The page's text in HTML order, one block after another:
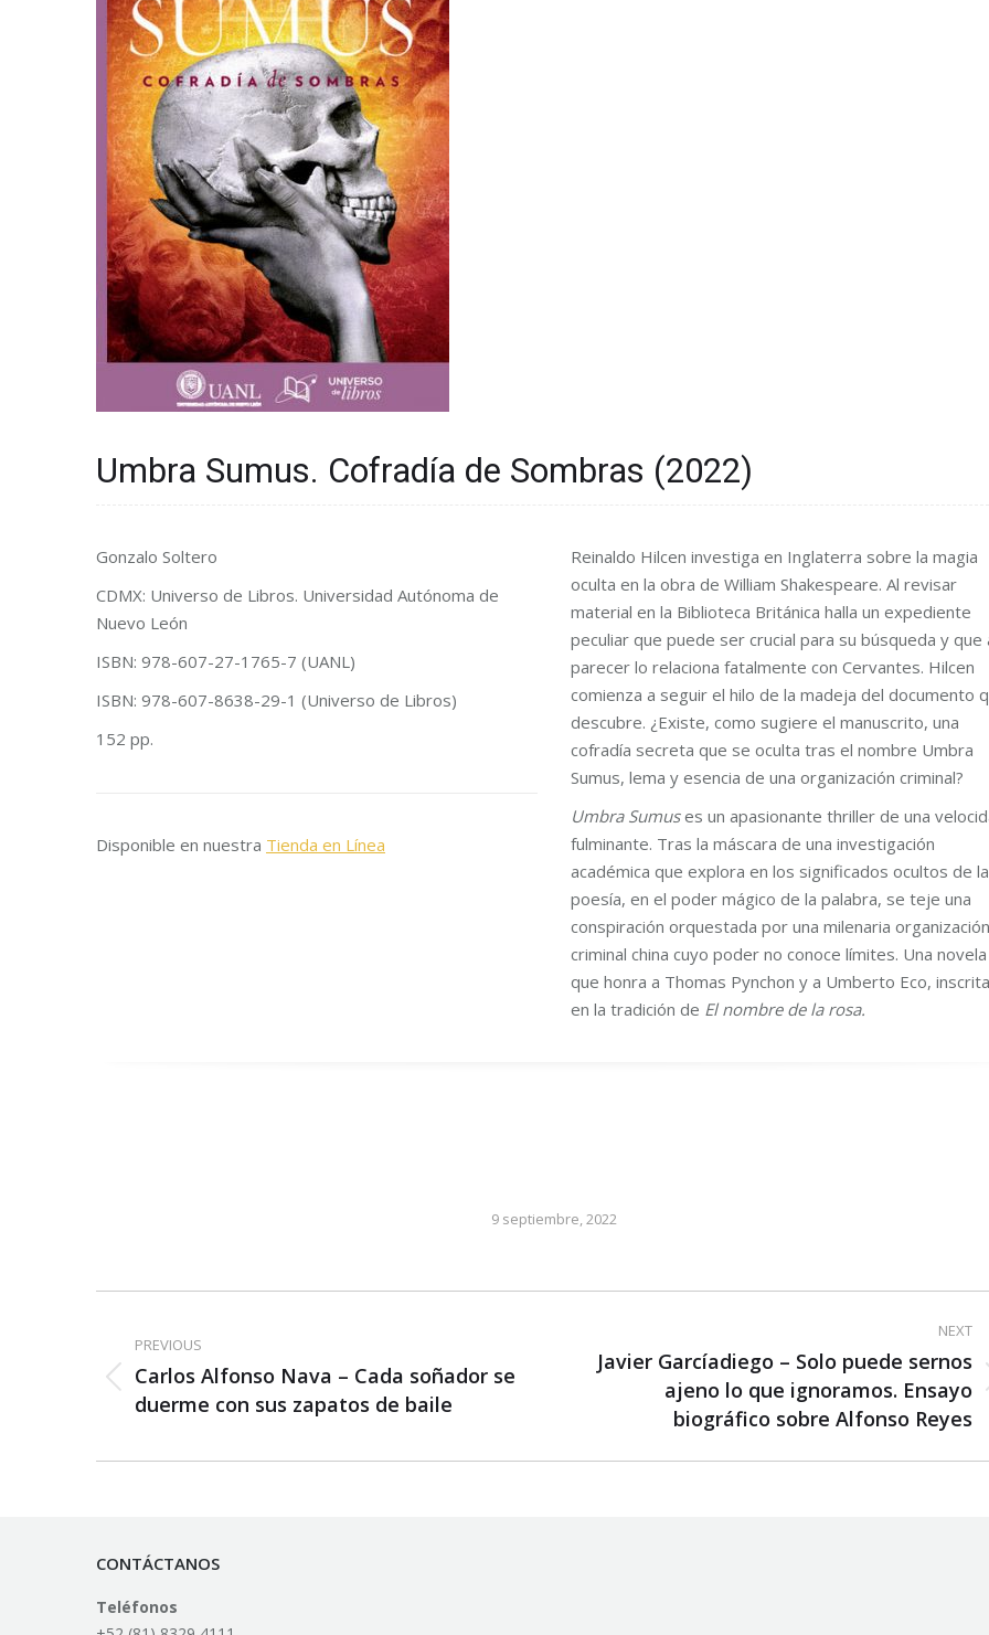
Umbra Sumus. Cofradía de Sombras (2022)
Gonzalo Soltero
CDMX: Universo de Libros. Universidad Autónoma de
Nuevo León
ISBN: 978-607-27-1765-7 (UANL)
ISBN: 978-607-8638-29-1 (Universo de Libros)
152 pp.
Disponible en nuestra Tienda en Línea
Reinaldo Hilcen investiga en Inglaterra sobre la magia
oculta en la obra de William Shakespeare. Al revisar
material en la Biblioteca Británica halla un expediente
peculiar que puede ser crucial para su búsqueda y que
parecer lo relaciona fatalmente con Cervantes. Hilcen
comienza a seguir el hilo de la madeja del documento
descubre. ¿Existe, como sugiere el manuscrito, una
cofradía secreta que se oculta tras el nombre Umbra
Sumus, lema y esencia de una organización criminal?
Umbra Sumuses un apasionante thriller de una
fulminante. Tras la máscara de una investigación
académica que explora en los significados ocultos de la
poesía, en el poder mágico de la palabra, se teje una
conspiración orquestada por una milenaria organización
criminal china cuyo poder no conoce límites. Una novela
que honra a Thomas Pynchon y a Umberto Eco, inscrita
en la tradición de El nombre de la rosa.
9 septiembre, 2022
navigation
PREVIOUS
Previous
post:
Carlos Alfonso Nava – Cada soñador se
duerme con sus zapatos de baile
NEXT
Javier Garcíadiego – Solo puede sernos
ajeno lo que ignoramos. Ensayo
biográfico sobre Alfonso Reyes
CONTÁCTANOS
Teléfonos